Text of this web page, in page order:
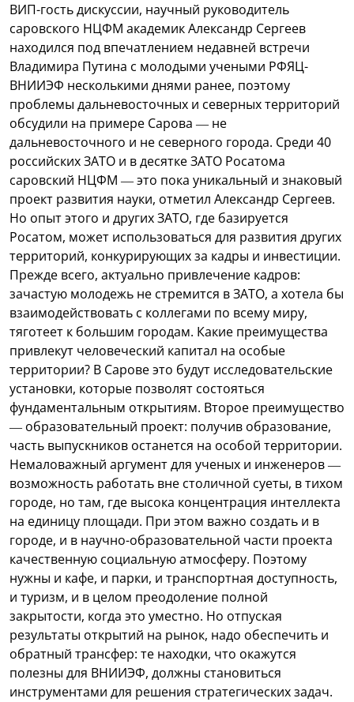
ВИП-гость дискуссии, научный руководитель
саровского НЦФМ академик Александр Сергеев
находился под впечатлением недавней встречи
Владимира Путина с молодыми учеными РФЯЦ-
ВНИИЭФ несколькими днями ранее, поэтому
проблемы дальневосточных и северных территорий
обсудили на примере Сарова — не
дальневосточного и не северного города. Среди 40
российских ЗАТО и в десятке ЗАТО Росатома
саровский НЦФМ — это пока уникальный и знаковый
проект развития науки, отметил Александр Сергеев.
Но опыт этого и других ЗАТО, где базируется
Росатом, может использоваться для развития других
территорий, конкурирующих за кадры и инвестиции.
Прежде всего, актуально привлечение кадров:
зачастую молодежь не стремится в ЗАТО, а хотела бы
взаимодействовать с коллегами по всему миру,
тяготеет к большим городам. Какие преимущества
привлекут человеческий капитал на особые
территории? В Сарове это будут исследовательские
установки, которые позволят состояться
фундаментальным открытиям. Второе преимущество
— образовательный проект: получив образование,
часть выпускников останется на особой территории.
Немаловажный аргумент для ученых и инженеров —
возможность работать вне столичной суеты, в тихом
городе, но там, где высока концентрация интеллекта
на единицу площади. При этом важно создать и в
городе, и в научно-образовательной части проекта
качественную социальную атмосферу. Поэтому
нужны и кафе, и парки, и транспортная доступность,
и туризм, и в целом преодоление полной
закрытости, когда это уместно. Но отпуская
результаты открытий на рынок, надо обеспечить и
обратный трансфер: те находки, что окажутся
полезны для ВНИИЭФ, должны становиться
инструментами для решения стратегических задач.